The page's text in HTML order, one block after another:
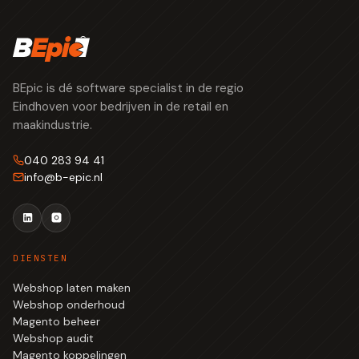
BEpic is dé software specialist in de regio
Eindhoven voor bedrijven in de retail en
maakindustrie.
040 283 94 41
info@b-epic.nl
DIENSTEN
Webshop laten maken
Webshop onderhoud
Magento beheer
Webshop audit
Magento koppelingen